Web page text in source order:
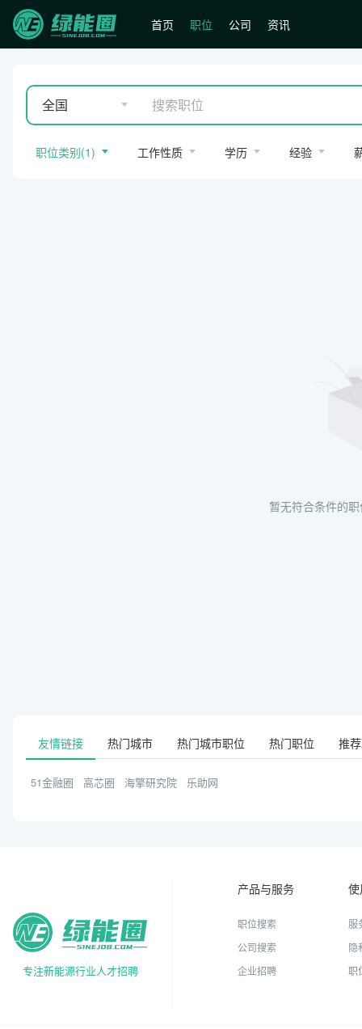
首页 职位 公司 资讯
全国
职位类别(1) 工作性质 学历 经验
暂无符合条件的
友情链接 热门城市 热门城市职位 热门职位 推
51金融圈 高芯圈 海擎研究院 乐助网
专注新能源行业人才招聘
产品与服务
职位搜索
公司搜索
企业招聘
服
隐
职